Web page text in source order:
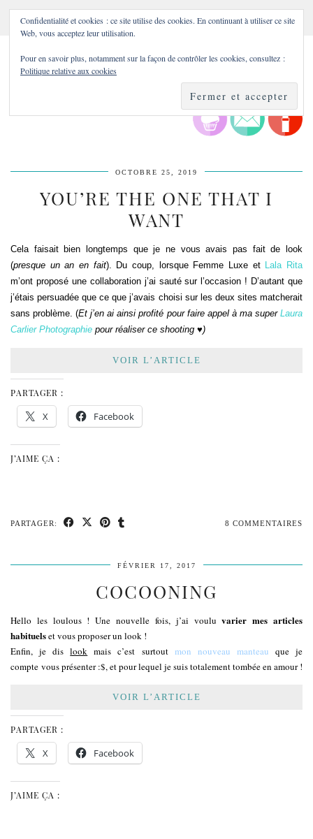
OCTOBRE 25, 2019
YOU’RE THE ONE THAT I
WANT
Cela faisait bien longtemps que je ne vous avais pas fait de look
(presque un an en fait). Du coup, lorsque Femme Luxe et
Lala Rita
m’ont proposé une collaboration j’ai sauté sur l’occasion ! D’autant que
j’étais persuadée que ce que j’avais choisi sur les deux sites matcherait
sans problème. (Et j’en ai ainsi profité pour faire appel à ma superLaura
Carlier Photographie pour réaliser ce shooting ♥)
VOIR L’ARTICLE
PARTAGER :
X Facebook
J’AIME ÇA :
PARTAGER: 8 COMMENTAIRES
FÉVRIER 17, 2017
COCOONING
Hello les loulous ! Une nouvelle fois, j’ai vouluvarier mes articles
habituelset vous proposer un look !
Enfin, je dislook mais c’est surtout mon nouveau manteau que je
compte vous présenter :$, et pour lequel je suis totalement tombée en amour !
VOIR L’ARTICLE
PARTAGER :
X Facebook
J’AIME ÇA :
Confidentialité et cookies : ce site utilise des cookies. En continuant à utiliser ce site
Web, vous acceptez leur utilisation.
Pour en savoir plus, notamment sur la façon de contrôler les cookies, consultez :
Politique relative aux cookies